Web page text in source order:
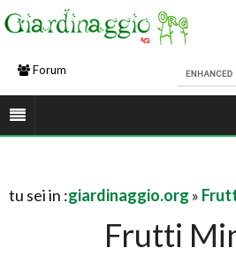
Forum
tu sei in :giardinaggio.org »
Frutti